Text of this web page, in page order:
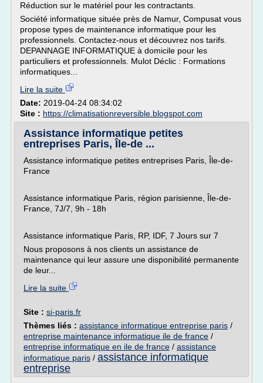
Réduction sur le matériel pour les contractants.
Société informatique située près de Namur, Compusat vous
propose types de maintenance informatique pour les
professionnels. Contactez-nous et découvrez nos tarifs.
DEPANNAGE INFORMATIQUE à domicile pour les
particuliers et professionnels. Mulot Déclic : Formations
informatiques...
Lire la suite
Date: 2019-04-24 08:34:02
Site : https://climatisationreversible.blogspot.com
Assistance informatique petites
entreprises Paris, Île-de ...
Assistance informatique petites entreprises Paris, Île-de-
France
Assistance informatique Paris, région parisienne, Île-de-
France, 7J/7, 9h - 18h
Assistance informatique Paris, RP, IDF, 7 Jours sur 7
Nous proposons à nos clients un assistance de
maintenance qui leur assure une disponibilité permanente
de leur...
Lire la suite
Site : si-paris.fr
Thèmes liés : assistance informatique entreprise paris /
entreprise maintenance informatique ile de france /
entreprise informatique en ile de france / assistance
informatique paris / assistance informatique
entreprise